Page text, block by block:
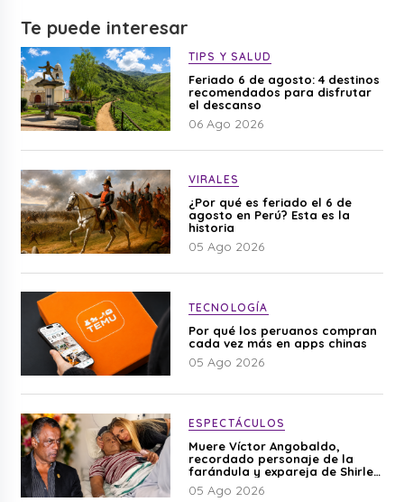
Te puede interesar
TIPS Y SALUD
Feriado 6 de agosto: 4 destinos
recomendados para disfrutar
el descanso
06 Ago 2026
VIRALES
¿Por qué es feriado el 6 de
agosto en Perú? Esta es la
historia
05 Ago 2026
TECNOLOGÍA
Por qué los peruanos compran
cada vez más en apps chinas
05 Ago 2026
ESPECTÁCULOS
Muere Víctor Angobaldo,
recordado personaje de la
farándula y expareja de Shirley
Cherres
05 Ago 2026